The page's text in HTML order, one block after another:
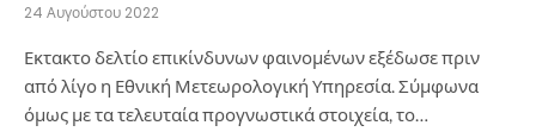
24 Αυγούστου 2022
Εκτακτο δελτίο επικίνδυνων φαινομένων εξέδωσε πριν
από λίγο η Εθνική Μετεωρολογική Υπηρεσία. Σύμφωνα
όμως με τα τελευταία προγνωστικά στοιχεία, το…